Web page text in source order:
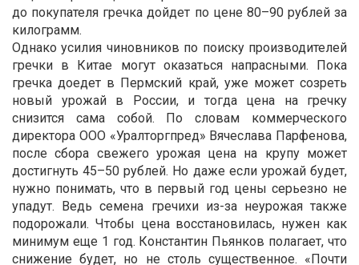
до покупателя гречка дойдет по цене 80–90 рублей за
килограмм.
Однако усилия чиновников по поиску производителей
гречки в Китае могут оказаться напрасными. Пока
гречка доедет в Пермский край, уже может созреть
новый урожай в России, и тогда цена на гречку
снизится сама собой. По словам коммерческого
директора ООО «Уралторгпред» Вячеслава Парфенова,
после сбора свежего урожая цена на крупу может
достигнуть 45–50 рублей. Но даже если урожай будет,
нужно понимать, что в первый год цены серьезно не
упадут. Ведь семена гречихи из-за неурожая также
подорожали. Чтобы цена восстановилась, нужен как
минимум еще 1 год. Константин Пьянков полагает, что
снижение будет, но не столь существенное. «Почти